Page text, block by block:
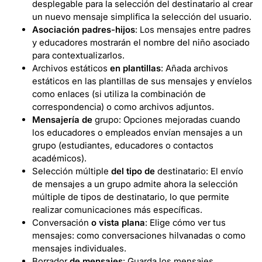
desplegable para la selección del destinatario al crear
un nuevo mensaje simplifica la selección del usuario.
Asociación padres-hijos: Los mensajes entre padres
y educadores mostrarán el nombre del niño asociado
para contextualizarlos.
Archivos estáticos en plantillas: Añada archivos
estáticos en las plantillas de sus mensajes y envíelos
como enlaces (si utiliza la combinación de
correspondencia) o como archivos adjuntos.
Mensajería de grupo: Opciones mejoradas cuando
los educadores o empleados envían mensajes a un
grupo (estudiantes, educadores o contactos
académicos).
Selección múltiple del tipo de destinatario: El envío
de mensajes a un grupo admite ahora la selección
múltiple de tipos de destinatario, lo que permite
realizar comunicaciones más específicas.
Conversación o vista plana: Elige cómo ver tus
mensajes: como conversaciones hilvanadas o como
mensajes individuales.